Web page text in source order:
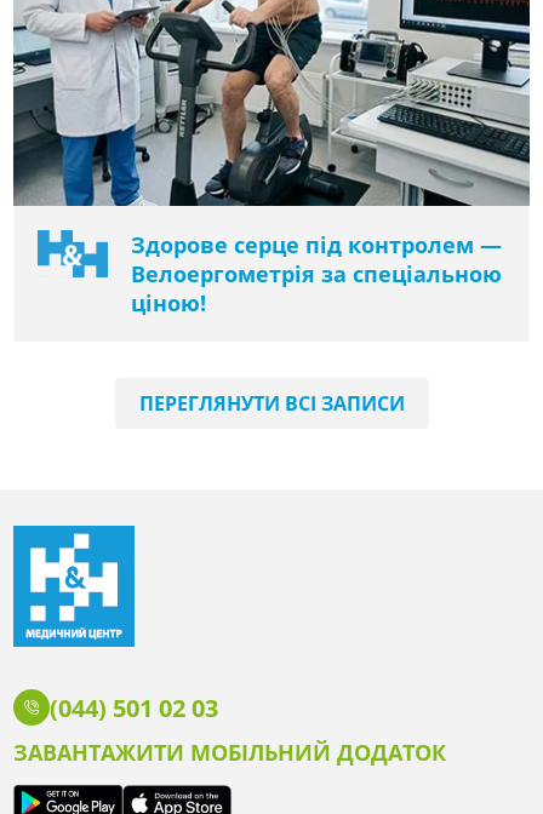
Здорове серце під контролем —
Велоергометрія за спеціальною
ціною!
ПЕРЕГЛЯНУТИ ВСІ ЗАПИСИ
(044) 501 02 03
ЗАВАНТАЖИТИ МОБІЛЬНИЙ ДОДАТОК